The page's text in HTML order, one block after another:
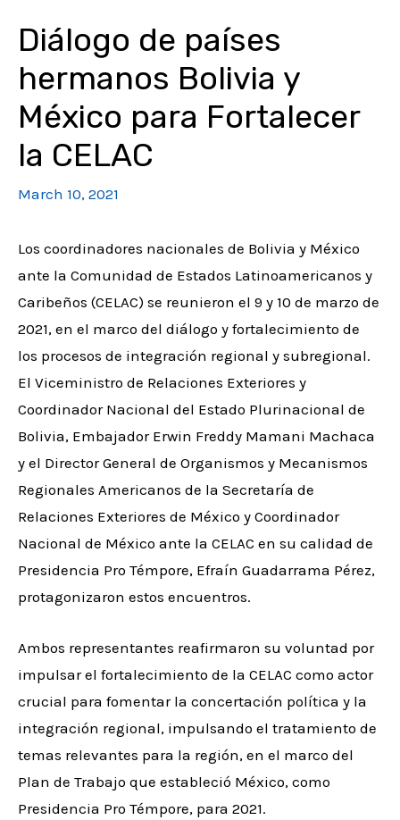
Diálogo de países
hermanos Bolivia y
México para Fortalecer
la CELAC
March 10, 2021
Los coordinadores nacionales de Bolivia y México
ante la Comunidad de Estados Latinoamericanos y
Caribeños (CELAC) se reunieron el 9 y 10 de marzo de
2021, en el marco del diálogo y fortalecimiento de
los procesos de integración regional y subregional.
El Viceministro de Relaciones Exteriores y
Coordinador Nacional del Estado Plurinacional de
Bolivia, Embajador Erwin Freddy Mamani Machaca
y el Director General de Organismos y Mecanismos
Regionales Americanos de la Secretaría de
Relaciones Exteriores de México y Coordinador
Nacional de México ante la CELAC en su calidad de
Presidencia Pro Témpore, Efraín Guadarrama Pérez,
protagonizaron estos encuentros.
Ambos representantes reafirmaron su voluntad por
impulsar el fortalecimiento de la CELAC como actor
crucial para fomentar la concertación política y la
integración regional, impulsando el tratamiento de
temas relevantes para la región, en el marco del
Plan de Trabajo que estableció México, como
Presidencia Pro Témpore, para 2021.